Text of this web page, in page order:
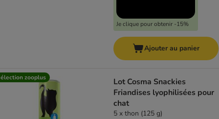
Je clique pour obtenir -15%
Ajouter au panier
zooplus
Lot Cosma Snackies
Friandises lyophilisées pour
chat
5 x thon (125 g)